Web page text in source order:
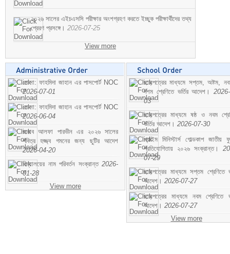
২০২৬ সালের এইচএসসি পরীক্ষার অংশগ্রহণ করতে ইচ্ছুক পরীক্ষার্থীদের তথ্য
প্রেরণ প্রসঙ্গে। 2026-07-25
View more
মোসা: ফাহমিদা জাহান এর পাসপোর্ট NOC
2026-07-01
মোসা: ফাহমিদা জাহান এর পাসপোর্ট NOC
2026-06-04
জনাব আলফা পারভীন এর ২০২৬ সালের
পবিত্র হজ্জ্ব গমনের জন্য ছুটির আদেশ
2026-04-20
বিদ্যালয়ের নাম পরিবর্তন সংক্রান্ত 2026-
01-28
View more
ছাড়পত্রের মাধ্যমে সপ্তম, অষ্টম,
দশম শ্রেণিতে ভর্তির আদেশ।
03
ছাড়পত্রের মাধ্যমে ষষ্ঠ ও নবম
ভর্তির আদেশ। 2026-07-30
প্রাইম মিনিস্টার্স গোল্ডকাপ জাতীয়
প্রতিযোগিতায় ২০২৬ সংক্রান্ত।
07-29
ছাড়পত্রের মাধ্যমে সপ্তম শ্রেণিতে
আদেশ। 2026-07-27
ছাড়পত্রের মাধ্যমে নবম শ্রেণিতে
আদেশ। 2026-07-27
View more